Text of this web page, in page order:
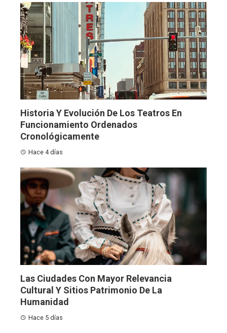
Historia Y Evolución De Los Teatros En
Funcionamiento Ordenados
Cronológicamente
Hace 4 días
Las Ciudades Con Mayor Relevancia
Cultural Y Sitios Patrimonio De La
Humanidad
Hace 5 días